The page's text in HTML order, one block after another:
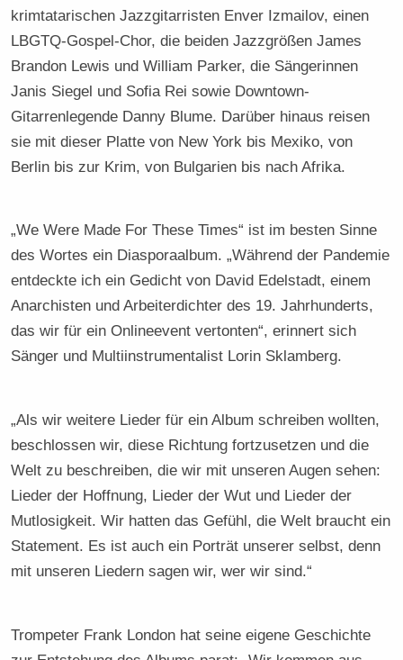
krimtatarischen Jazzgitarristen Enver Izmailov, einen
LBGTQ-Gospel-Chor, die beiden Jazzgrößen James
Brandon Lewis und William Parker, die Sängerinnen
Janis Siegel und Sofia Rei sowie Downtown-
Gitarrenlegende Danny Blume. Darüber hinaus reisen
sie mit dieser Platte von New York bis Mexiko, von
Berlin bis zur Krim, von Bulgarien bis nach Afrika.
„We Were Made For These Times“ ist im besten Sinne
des Wortes ein Diasporaalbum. „Während der Pandemie
entdeckte ich ein Gedicht von David Edelstadt, einem
Anarchisten und Arbeiterdichter des 19. Jahrhunderts,
das wir für ein Onlineevent vertonten“, erinnert sich
Sänger und Multiinstrumentalist Lorin Sklamberg.
„Als wir weitere Lieder für ein Album schreiben wollten,
beschlossen wir, diese Richtung fortzusetzen und die
Welt zu beschreiben, die wir mit unseren Augen sehen:
Lieder der Hoffnung, Lieder der Wut und Lieder der
Mutlosigkeit. Wir hatten das Gefühl, die Welt braucht ein
Statement. Es ist auch ein Porträt unserer selbst, denn
mit unseren Liedern sagen wir, wer wir sind.“
Trompeter Frank London hat seine eigene Geschichte